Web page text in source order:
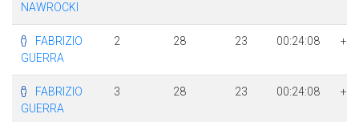
NAWROCKI
FABRIZIO
GUERRA
2 28 23 00:24:08 +
FABRIZIO
GUERRA
3 28 23 00:24:08 +